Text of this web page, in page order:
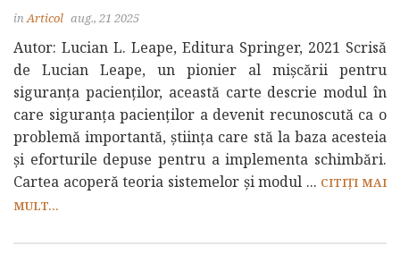
inArticol aug., 21 2025
Autor: Lucian L. Leape, Editura Springer, 2021 Scrisă
de Lucian Leape, un pionier al mișcării pentru
siguranța pacienților, această carte descrie modul în
care siguranța pacienților a devenit recunoscută ca o
problemă importantă, știința care stă la baza acesteia
și eforturile depuse pentru a implementa schimbări.
Cartea acoperă teoria sistemelor și modul ... CITIȚI MAI
MULT...